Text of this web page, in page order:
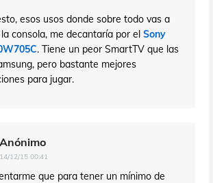
esos usos donde sobre todo vas a
consola, me decantaría por el Sony
. Tiene un peor SmartTV que las
pero bastante mejores
para jugar.
Anónimo
14/12/15 00:41
que para tener un mínimo de